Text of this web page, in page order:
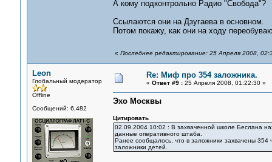
А кому подконтрольно Радио "Свобода"?
Ссылаются они на Дзугаева в основном.
Потом покажу, как они на ходу
« Последнее редактирование: 25 Апреля 2008,
Leon
Глобальный модератор
Offline
Сообщений: 6,482
Re: Миф про 354 заложника.
« Ответ #9 :25 Апреля 2008, 01:22:30 »
Эхо Москвы
Цитировать
02.09.2004 10:02 : В захваченной школе Беслана
данные оперативного штаба.
Ранее сообщалось, что в заложники захвачены 354
заложники детей.